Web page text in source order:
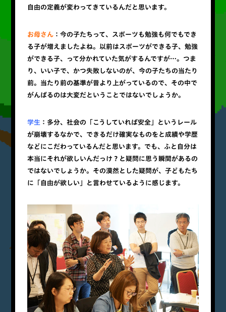
自由の定義が変わってきているんだと思います。
お母さん ：今の子たちって、スポーツも勉強も何でもでき
る子が増えましたよね。以前はスポーツができる子、勉強
ができる子、って分かれていた気がするんですが…。つま
り、いい子で、かつ失敗しないのが、今の子たちの当たり
前。当たり前の基準が昔より上がっているので、その中で
がんばるのは大変だということではないでしょうか。
学生 ：多分、社会の「こうしていれば安全」というレール
が崩壊するなかで、できるだけ確実なものをと成績や学歴
などにこだわっているんだと思います。でも、ふと自分は
本当にそれが欲しいんだっけ？と疑問に思う瞬間があるの
ではないでしょうか。その漠然とした疑問が、子どもたち
に「自由が欲しい」と言わせているように感じます。